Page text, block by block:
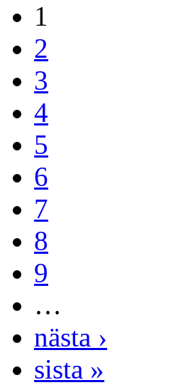
1
2
3
4
5
6
7
8
9
…
nästa ›
sista »